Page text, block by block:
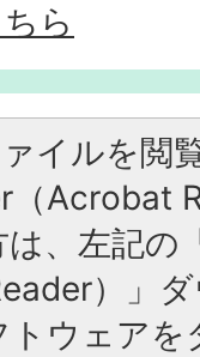
ら
イルを閲
（Acrobat
、左記の
）」
ウェア